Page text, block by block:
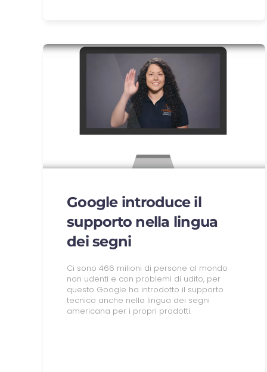
Google introduce il
supporto nella lingua
dei segni
Ci sono 466 milioni di persone al mondo
non udenti e con problemi di udito, per
questo Google ha introdotto il supporto
tecnico anche nella lingua dei segni
americana per i propri prodotti.